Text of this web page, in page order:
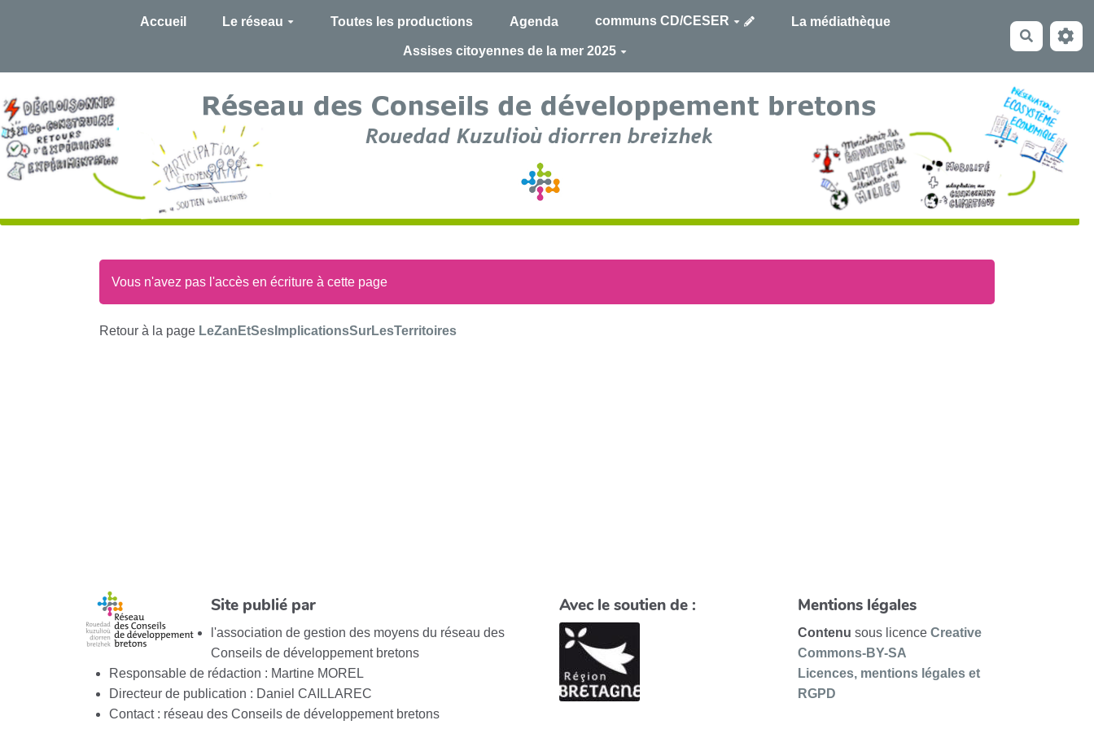
Accueil Le réseau Toutes les productions Agenda communs CD/CESER La médiathèque
Assises citoyennes de la mer 2025
Vous n'avez pas l'accès en écriture à cette page
Retour à la page LeZanEtSesImplicationsSurLesTerritoires
Site publié par
l'association de gestion des moyens du réseau des
Conseils de développement bretons
Responsable de rédaction : Martine MOREL
Directeur de publication : Daniel CAILLAREC
Contact : réseau des Conseils de développement bretons
Avec le soutien de : Mentions légales
Contenu sous licence Creative
Commons-BY-SA
Licences, mentions légales et
RGPD